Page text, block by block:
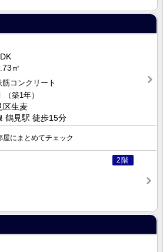
㎡
筋コンクリート
（築1年）
区生麦
鶴見駅 徒歩15分
にまとめてチェック
2階